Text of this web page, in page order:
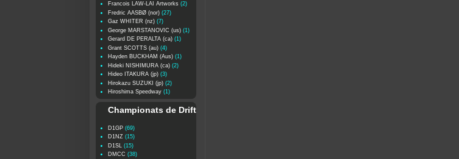
Francois LAW-LAI Artworks (2)
Fredric AASBØ (nor) (27)
Gaz WHITER (nz) (7)
George MARSTANOVIC (us) (1)
Gerard DE PERALTA (ca) (1)
Grant SCOTTS (au) (4)
Hayden BUCKHAM (Aus) (1)
Hideki NISHIMURA (ca) (2)
Hideo ITAKURA (jp) (3)
Hirokazu SUZUKI (jp) (2)
Hiroshima Speedway (1)
Championats de Drift
D1GP (69)
D1NZ (15)
D1SL
(15)
DMCC (38)